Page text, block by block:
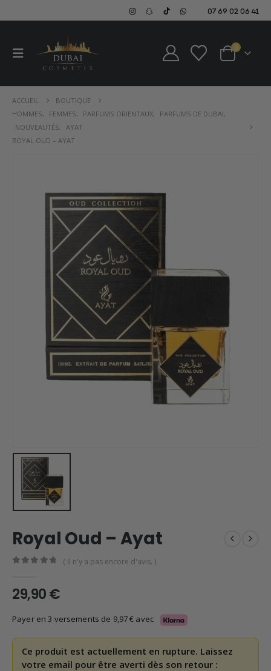
07 69 02 06 41
0
ACCUEIL
BOUTIQUE
HOMMES, FEMMES, PARFUMS ORIENTAUX, PARFUMS DE DUBAI,
NOUVEAUTÉS,
AYAT
ROYAL OUD – AYAT
Royal Oud – Ayat
( Il n'y a pas encore d'avis. )
29,90€
Payer en 3 versements de 9,97€ avec
Ce produit est actuellement en rupture. Laissez
votre email pour être averti dès son retour :